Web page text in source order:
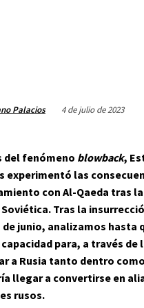
Palacios 4 de julio de 2023
del fenómeno blowback,
experimentó las
con Al-Qaeda tras
Tras la
junio, analizamos hasta
para, a través de
a Rusia tanto dentro
llegar a convertirse en
rusos.